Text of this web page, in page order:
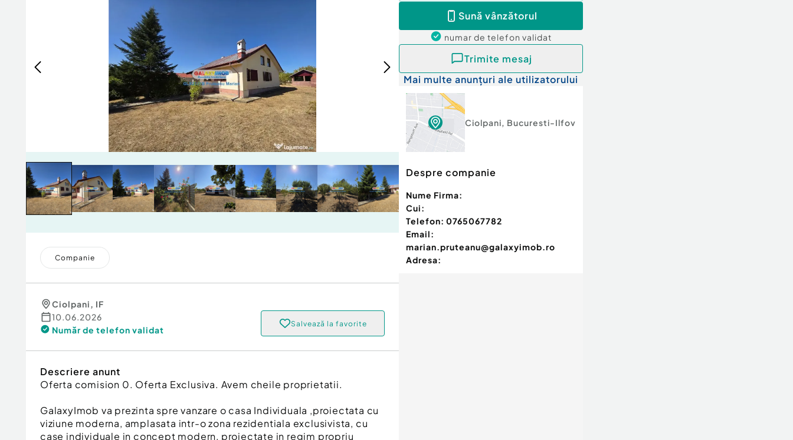
Companie
Ciolpani, IF
10.06.2026
Număr de telefon validat
Salvează la favorite
Descriere anunt
Oferta comision 0. Oferta Exclusiva. Avem cheile proprietatii.
GalaxyImob va prezinta spre vanzare o casa Individuala ,proiectata cu
viziune moderna, amplasata intr-o zona rezidentiala exclusivista, cu
case individuale in concept modern, proiectate in regim propriu
Sună vânzătorul
numar de telefon validat
Trimite mesaj
Mai multe anunțuri ale utilizatorului
Ciolpani, Bucuresti-Ilfov
Despre companie
Nume Firma:
Cui:
Telefon: 0765067782
Email:
marian.pruteanu@galaxyimob.ro
Adresa: